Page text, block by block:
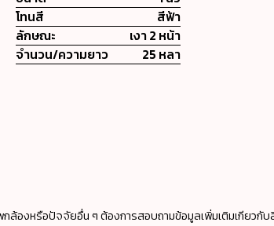
โทนสี
สีฟ้า
ลักษณะ
เงา 2 หน้า
จำนวน/ความยาว
25 หลา
ล้องหรือปัจจัยอื่น ๆ ต้องการสอบถามข้อมูลเพิ่มเติมเกียวกั